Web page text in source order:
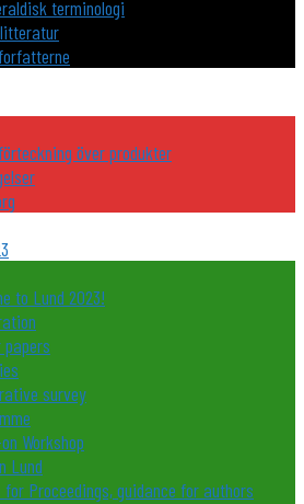
terminologi
över produkter
to Lund 2023!
survey
Workshop
Lund
for Proceedings, guidance for authors